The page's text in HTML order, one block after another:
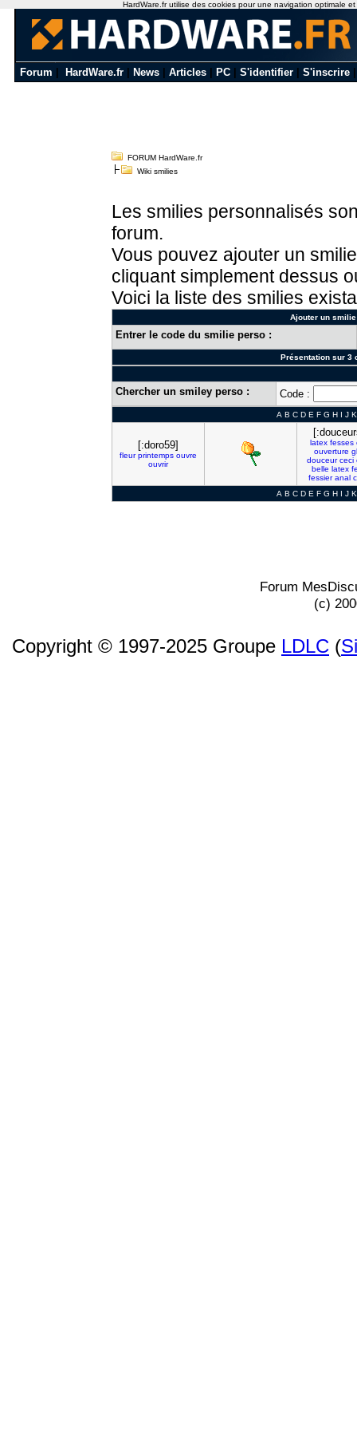
Forum HardWare.fr News Articles PC S'identifier S'inscrire
FORUM HardWare.fr
Wiki smilies
Les smilies personnalisés
forum.
Vous pouvez ajouter un
cliquant simplement dessus
Voici la liste des smilies
Ajouter un
Entrer le code du smilie perso :
Présentation sur 3
Chercher un smiley perso : Code :
A B C D E F G H I J K
[:doro59]
fleur printemps ouvre
ouvrir
latex fesses
ouverture
douceur ceci
belle latex
fessier anal
A B C D E F G H I J K
Forum
(c)
Copyright © 1997-2025 Groupe LDLC (
HardWare.fr utilise des cookies pour une navigation optimale